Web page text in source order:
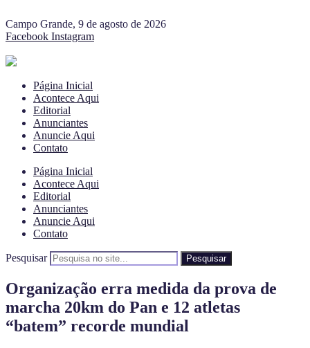
Campo Grande, 9 de agosto de 2026
Facebook Instagram
Página Inicial
Acontece Aqui
Editorial
Anunciantes
Anuncie Aqui
Contato
Página Inicial
Acontece Aqui
Editorial
Anunciantes
Anuncie Aqui
Contato
Pesquisar Pesquisar
Organização erra medida da prova de
marcha 20km do Pan e 12 atletas
“batem” recorde mundial